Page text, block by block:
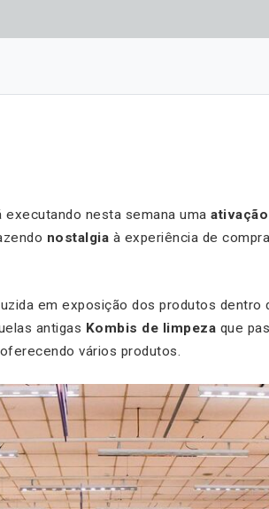
executando nesta semana uma ativação
nostalgia à experiência de
em exposição dos produtos dentro
antigas Kombis de limpeza que
vários produtos.